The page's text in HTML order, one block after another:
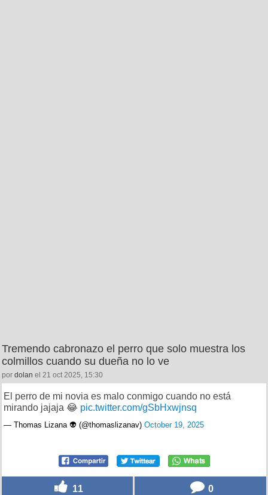
Tremendo cabronazo el perro que solo muestra los
colmillos cuando su dueña no lo ve
por dolan el 21 oct 2025, 15:30
El perro de mi novia es malo conmigo cuando no está
mirando jajaja 😂 pic.twitter.com/gSbHxwjnsq
— Thomas Lizana 👽 (@thomaslizanav) October 19, 2025
11 0